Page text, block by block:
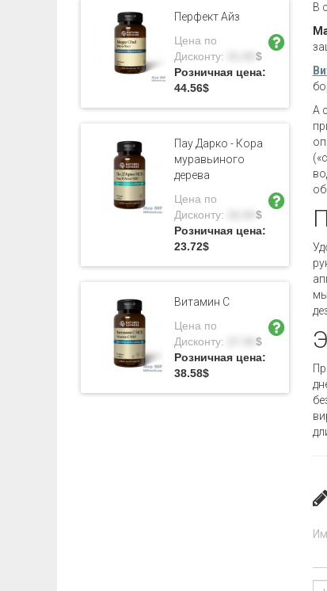
В
А
Перфект Айз
Цена по
Дисконту:
$
Розничная цена:
44.56$
Пау Дарко - Кора
муравьиного
дерева
Цена по
Дисконту:
$
Розничная цена:
23.72$
Витамин C
Цена по
Дисконту:
$
Розничная цена:
38.58$